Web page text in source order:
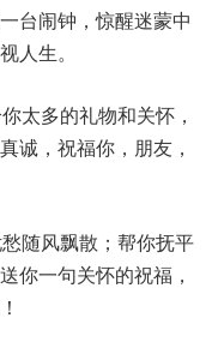
台闹钟，惊醒迷蒙中
人生。
太多的礼物和关怀，
诚，祝福你，朋友，
随风飘散；帮你抚平
你一句关怀的祝福，